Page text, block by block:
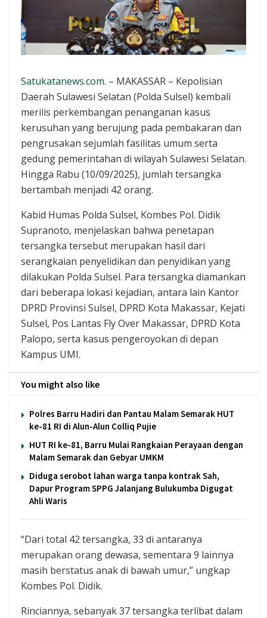
Satukatanews.com. – MAKASSAR – Kepolisian
Daerah Sulawesi Selatan (Polda Sulsel) kembali
merilis perkembangan penanganan kasus
kerusuhan yang berujung pada pembakaran dan
pengrusakan sejumlah fasilitas umum serta
gedung pemerintahan di wilayah Sulawesi Selatan.
Hingga Rabu (10/09/2025), jumlah tersangka
bertambah menjadi 42 orang.
Kabid Humas Polda Sulsel, Kombes Pol. Didik
Supranoto, menjelaskan bahwa penetapan
tersangka tersebut merupakan hasil dari
serangkaian penyelidikan dan penyidikan yang
dilakukan Polda Sulsel. Para tersangka diamankan
dari beberapa lokasi kejadian, antara lain Kantor
DPRD Provinsi Sulsel, DPRD Kota Makassar, Kejati
Sulsel, Pos Lantas Fly Over Makassar, DPRD Kota
Palopo, serta kasus pengeroyokan di depan
Kampus UMI.
You might also like
Polres Barru Hadiri dan Pantau Malam Semarak HUT
ke-81 RI di Alun-Alun Colliq Pujie
HUT RI ke-81, Barru Mulai Rangkaian Perayaan dengan
Malam Semarak dan Gebyar UMKM
Diduga serobot lahan warga tanpa kontrak Sah,
Dapur Program SPPG Jalanjang Bulukumba Digugat
Ahli Waris
“Dari total 42 tersangka, 33 di antaranya
merupakan orang dewasa, sementara 9 lainnya
masih berstatus anak di bawah umur,” ungkap
Kombes Pol. Didik.
Rinciannya, sebanyak 37 tersangka terlibat dalam